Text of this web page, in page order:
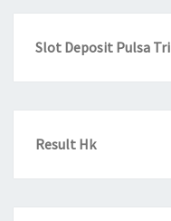
Slot Deposit Pulsa Tri
Result Hk